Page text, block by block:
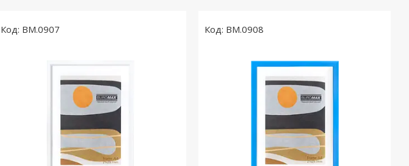
BM.0907 BM.0908